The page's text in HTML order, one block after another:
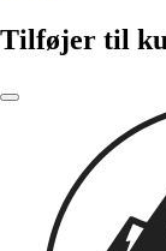
Tilføjer til